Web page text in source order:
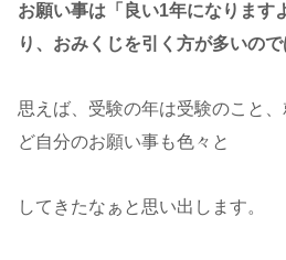
お願い事は「良い1年になります
り、おみくじを引く方が多いので
思えば、受験の年は受験のこと
ど自分のお願い事も色々と
してきたなぁと思い出します。